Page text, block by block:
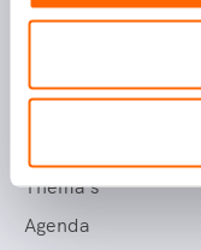
Voorzieningen
Downloads en
Atletencommissie
Thema's
Agenda